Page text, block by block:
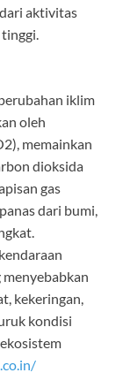
aktivitas
iklim
oleh
memainkan
dioksida
gas
dari bumi,
kekeringan,
kondisi